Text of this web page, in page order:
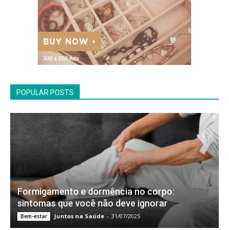
POPULAR POSTS
Formigamento e dormência no corpo:
sintomas que você não deve ignorar
Bem-estar Juntos na Saúde - 31/07/2025